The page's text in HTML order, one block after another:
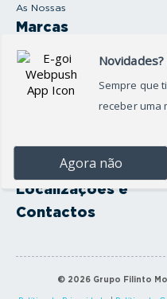
As Nossas
Marcas
Produtos e serviços
Oficina
Onde Estamos
Localizações e
Contactos
© 2026Grupo Filinto